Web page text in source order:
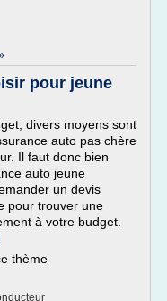
pour jeune
divers moyens sont
auto pas chère
Il faut donc bien
auto jeune
un devis
pour trouver une
à votre budget.
thème